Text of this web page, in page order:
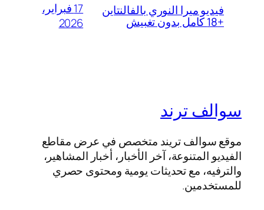
فيديو ميرا النوري بالفالنتاين
+18 كامل بدون تغبيش
17 فبراير،
2026
سوالف ترند
موقع سوالف تريند متخصص في عرض مقاطع
الفيديو المتنوعة، آخر الأخبار، أخبار المشاهير،
والترفيه، مع تحديثات يومية ومحتوى حصري
للمستخدمين.